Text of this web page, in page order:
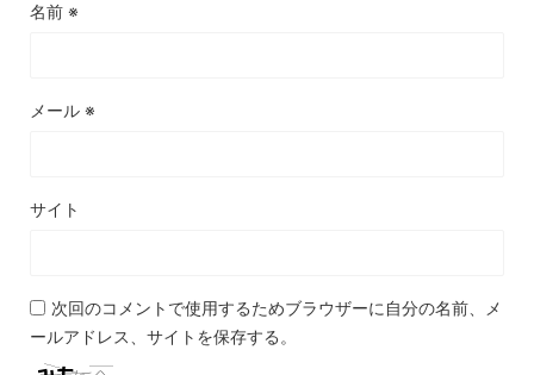
名前 ※
メール ※
サイト
次回のコメントで使用するためブラウザーに自分の名前、メ
ールアドレス、サイトを保存する。